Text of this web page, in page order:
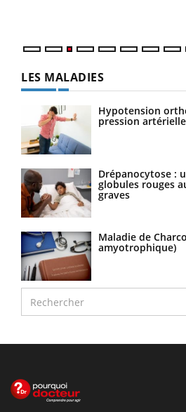
LES MALADIES
Hypotension
pression
Drépanocytose :
globules rouges
graves
Maladie de
amyotrophique)